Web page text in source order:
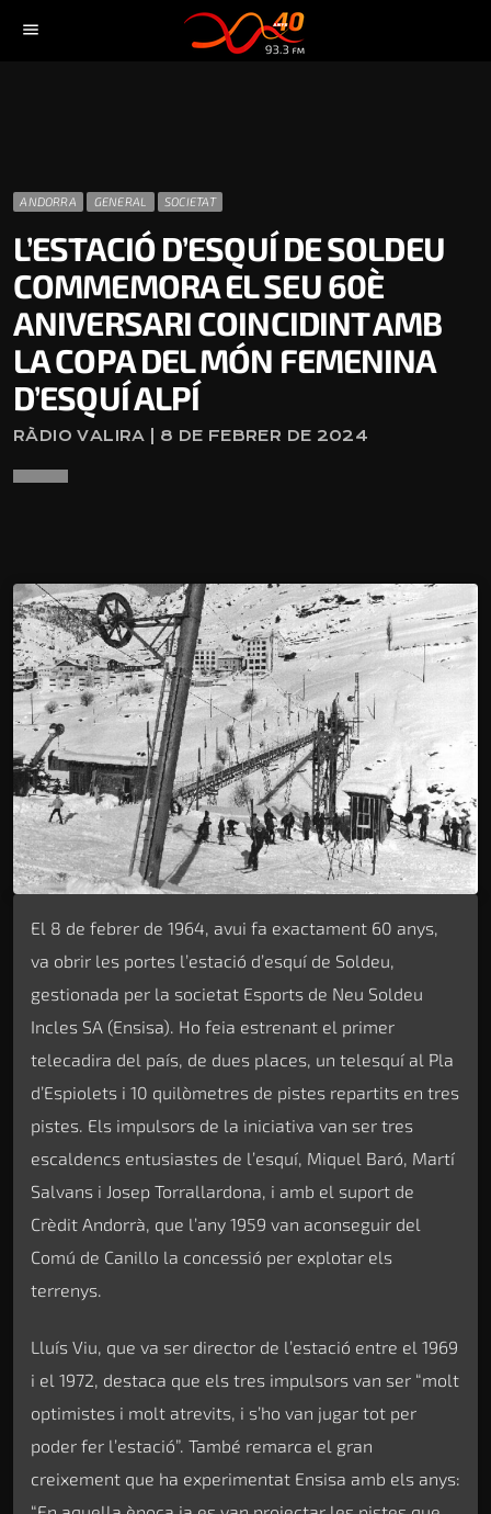
menu
ANDORRA GENERAL SOCIETAT
L’ESTACIÓ D’ESQUÍ DE SOLDEU
COMMEMORA EL SEU 60È
ANIVERSARI COINCIDINT AMB
LA COPA DEL MÓN FEMENINA
D’ESQUÍ ALPÍ
RÀDIO VALIRA | 8 DE FEBRER DE 2024
El 8 de febrer de 1964, avui fa exactament 60 anys,
va obrir les portes l’estació d’esquí de Soldeu,
gestionada per la societat Esports de Neu Soldeu
Incles SA (Ensisa). Ho feia estrenant el primer
telecadira del país, de dues places, un telesquí al Pla
d’Espiolets i 10 quilòmetres de pistes repartits en tres
pistes. Els impulsors de la iniciativa van ser tres
escaldencs entusiastes de l’esquí, Miquel Baró, Martí
Salvans i Josep Torrallardona, i amb el suport de
Crèdit Andorrà, que l’any 1959 van aconseguir del
Comú de Canillo la concessió per explotar els
terrenys.
Lluís Viu, que va ser director de l’estació entre el 1969
i el 1972, destaca que els tres impulsors van ser “molt
optimistes i molt atrevits, i s’ho van jugar tot per
poder fer l’estació”. També remarca el gran
creixement que ha experimentat Ensisa amb els anys: